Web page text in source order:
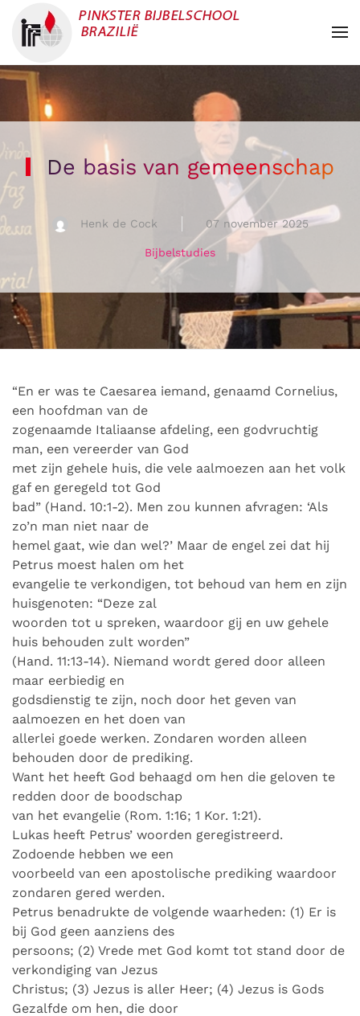
Overslaan en naar de inhoud gaan
De basis van gemeenschap
Henk de Cock 07 november 2025
Bijbelstudies
“En er was te Caesarea iemand, genaamd Cornelius,
een hoofdman van de
zogenaamde Italiaanse afdeling, een godvruchtig
man, een vereerder van God
met zijn gehele huis, die vele aalmoezen aan het volk
gaf en geregeld tot God
bad” (Hand. 10:1-2). Men zou kunnen afvragen: ‘Als
zo’n man niet naar de
hemel gaat, wie dan wel?’ Maar de engel zei dat hij
Petrus moest halen om het
evangelie te verkondigen, tot behoud van hem en zijn
huisgenoten: “Deze zal
woorden tot u spreken, waardoor gij en uw gehele
huis behouden zult worden”
(Hand. 11:13-14). Niemand wordt gered door alleen
maar eerbiedig en
godsdienstig te zijn, noch door het geven van
aalmoezen en het doen van
allerlei goede werken. Zondaren worden alleen
behouden door de prediking.
Want het heeft God behaagd om hen die geloven te
redden door de boodschap
van het evangelie (Rom. 1:16; 1 Kor. 1:21).
Lukas heeft Petrus’ woorden geregistreerd.
Zodoende hebben we een
voorbeeld van een apostolische prediking waardoor
zondaren gered werden.
Petrus benadrukte de volgende waarheden: (1) Er is
bij God geen aanziens des
persoons; (2) Vrede met God komt tot stand door de
verkondiging van Jezus
Christus; (3) Jezus is aller Heer; (4) Jezus is Gods
Gezalfde om hen, die door